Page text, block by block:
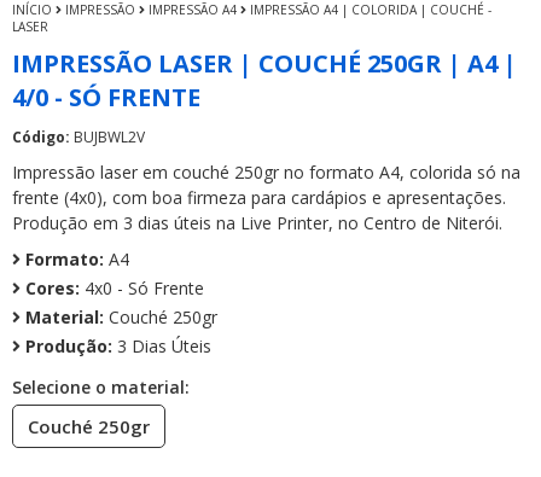
INÍCIO IMPRESSÃO IMPRESSÃO A4
IMPRESSÃO A4 | COLORIDA | COUCHÉ -
LASER
IMPRESSÃO LASER | COUCHÉ 250GR | A4 |
4/0 - SÓ FRENTE
Código: BUJBWL2V
Impressão laser em couché 250gr no formato A4, colorida só na
frente (4x0), com boa firmeza para cardápios e apresentações.
Produção em 3 dias úteis na Live Printer, no Centro de Niterói.
Formato: A4
Cores: 4x0 - Só Frente
Material: Couché 250gr
Produção: 3 Dias Úteis
Selecione o material:
Couché 250gr